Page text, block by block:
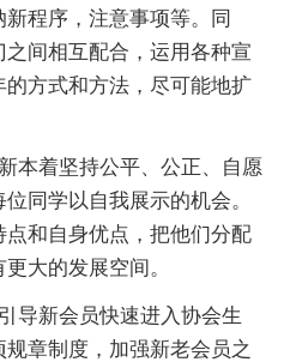
程序，注意事项等。同
间相互配合，运用各种宣
方式和方法，尽可能地扩
着坚持公平、公正、自愿
同学以自我展示的机会。
和自身优点，把他们分配
大的发展空间。
新会员快速进入协会生
章制度，加强新老会员之